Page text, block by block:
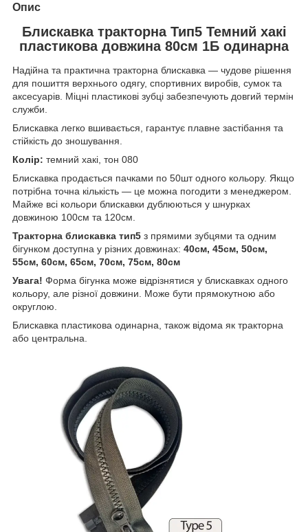
Опис
Блискавка тракторна Тип5 Темний хакі
пластикова довжина 80см 1Б одинарна
Надійна та практична тракторна блискавка — чудове рішення
для пошиття верхнього одягу, спортивних виробів, сумок та
аксесуарів. Міцні пластикові зубці забезпечують довгий термін
служби.
Блискавка легко вшивається, гарантує плавне застібання та
стійкість до зношування.
Колір: темний хакі, тон 080
Блискавка продається пачками по 50шт одного кольору. Якщо
потрібна точна кількість — це можна погодити з менеджером.
Майже всі кольори блискавки дублюються у шнурках
довжиною 100см та 120см.
Тракторна блискавка тип5 з прямими зубцями та одним
бігунком доступна у різних довжинах: 40см, 45см, 50см,
55см, 60см, 65см, 70см, 75см, 80см
Увага! Форма бігунка може відрізнятися у блискавках одного
кольору, але різної довжини. Може бути прямокутною або
округлою.
Блискавка пластиковa одинарна, також відома як тракторна
або центральна.